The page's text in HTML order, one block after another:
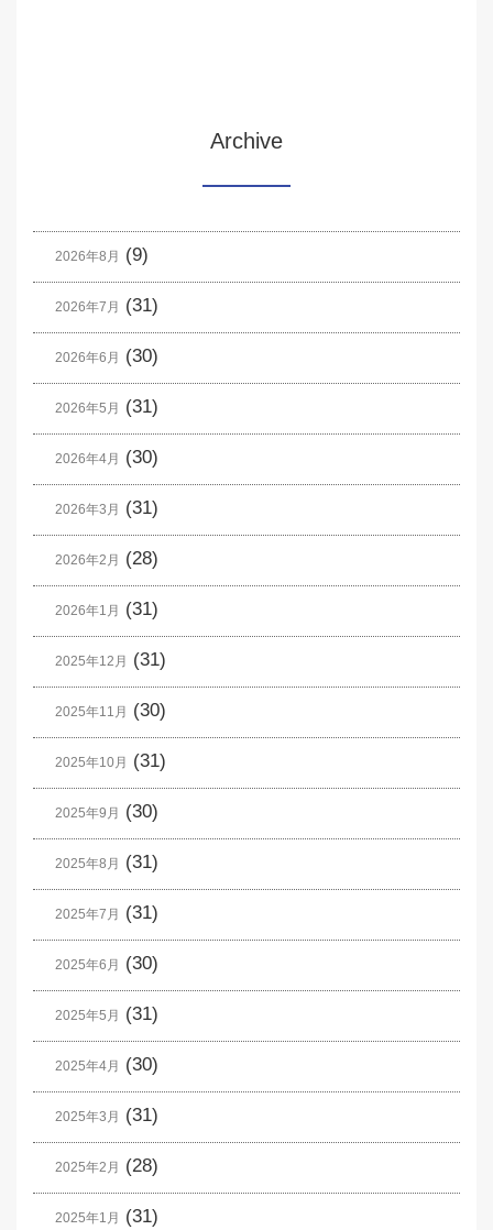
Archive
2026年8月 (9)
2026年7月 (31)
2026年6月 (30)
2026年5月 (31)
2026年4月 (30)
2026年3月 (31)
2026年2月 (28)
2026年1月 (31)
2025年12月 (31)
2025年11月 (30)
2025年10月 (31)
2025年9月 (30)
2025年8月 (31)
2025年7月 (31)
2025年6月 (30)
2025年5月 (31)
2025年4月 (30)
2025年3月 (31)
2025年2月 (28)
2025年1月 (31)